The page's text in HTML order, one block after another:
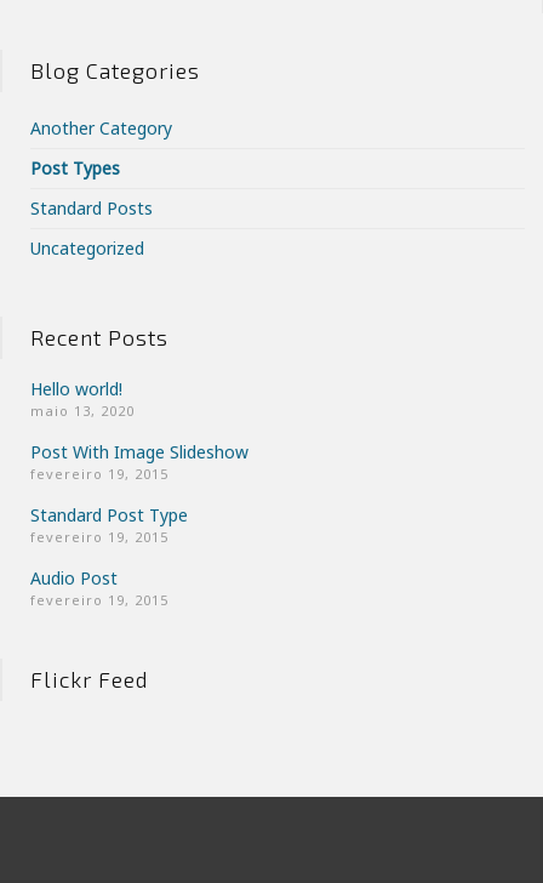
Blog Categories
Another Category
Post Types
Standard Posts
Uncategorized
Recent Posts
Hello world!
maio 13, 2020
Post With Image Slideshow
fevereiro 19, 2015
Standard Post Type
fevereiro 19, 2015
Audio Post
fevereiro 19, 2015
Flickr Feed